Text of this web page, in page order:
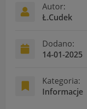
Autor:
Ł.Cudek
Dodano:
14-01-2025
Kategoria:
Informacje